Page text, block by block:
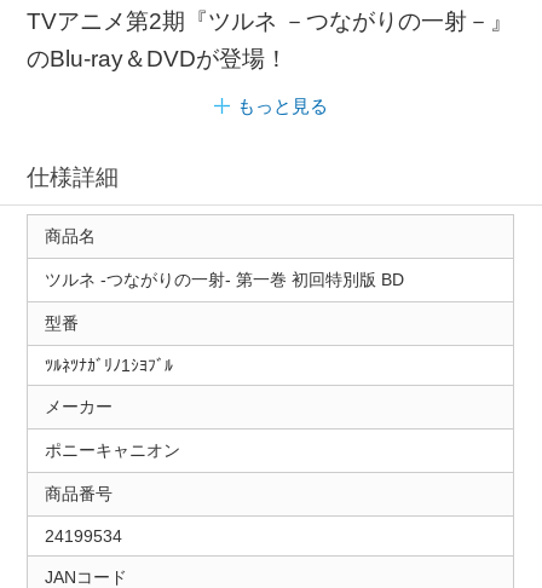
TVアニメ第2期『ツルネ －つながりの一射－』
のBlu-ray＆DVDが登場！
もっと見る
仕様詳細
商品名
ツルネ -つながりの一射- 第一巻 初回特別版 BD
型番
ﾂﾙﾈﾂﾅｶﾞﾘﾉ1ｼﾖﾌﾞﾙ
メーカー
ポニーキャニオン
商品番号
24199534
JANコード